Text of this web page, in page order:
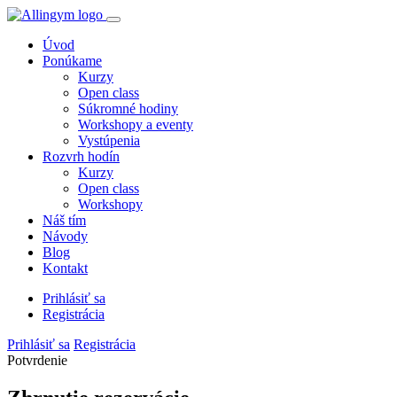
Úvod
Ponúkame
Kurzy
Open class
Súkromné hodiny
Workshopy a eventy
Vystúpenia
Rozvrh hodín
Kurzy
Open class
Workshopy
Náš tím
Návody
Blog
Kontakt
Prihlásiť sa
Registrácia
Prihlásiť sa Registrácia
Potvrdenie